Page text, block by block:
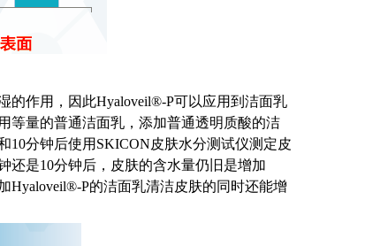
的作用，因此Hyaloveil®-P可以应用到洁面乳
等量的普通洁面乳，添加普通透明质酸的洁
10分钟后使用SKICON皮肤水分测试仪测定皮
还是10分钟后，皮肤的含水量仍旧是增加
Hyaloveil®-P的洁面乳清洁皮肤的同时还能增